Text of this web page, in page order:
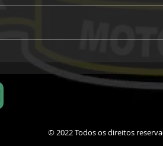
Viagem Oficial - Morro Grande
© 2022 Todos os direitos